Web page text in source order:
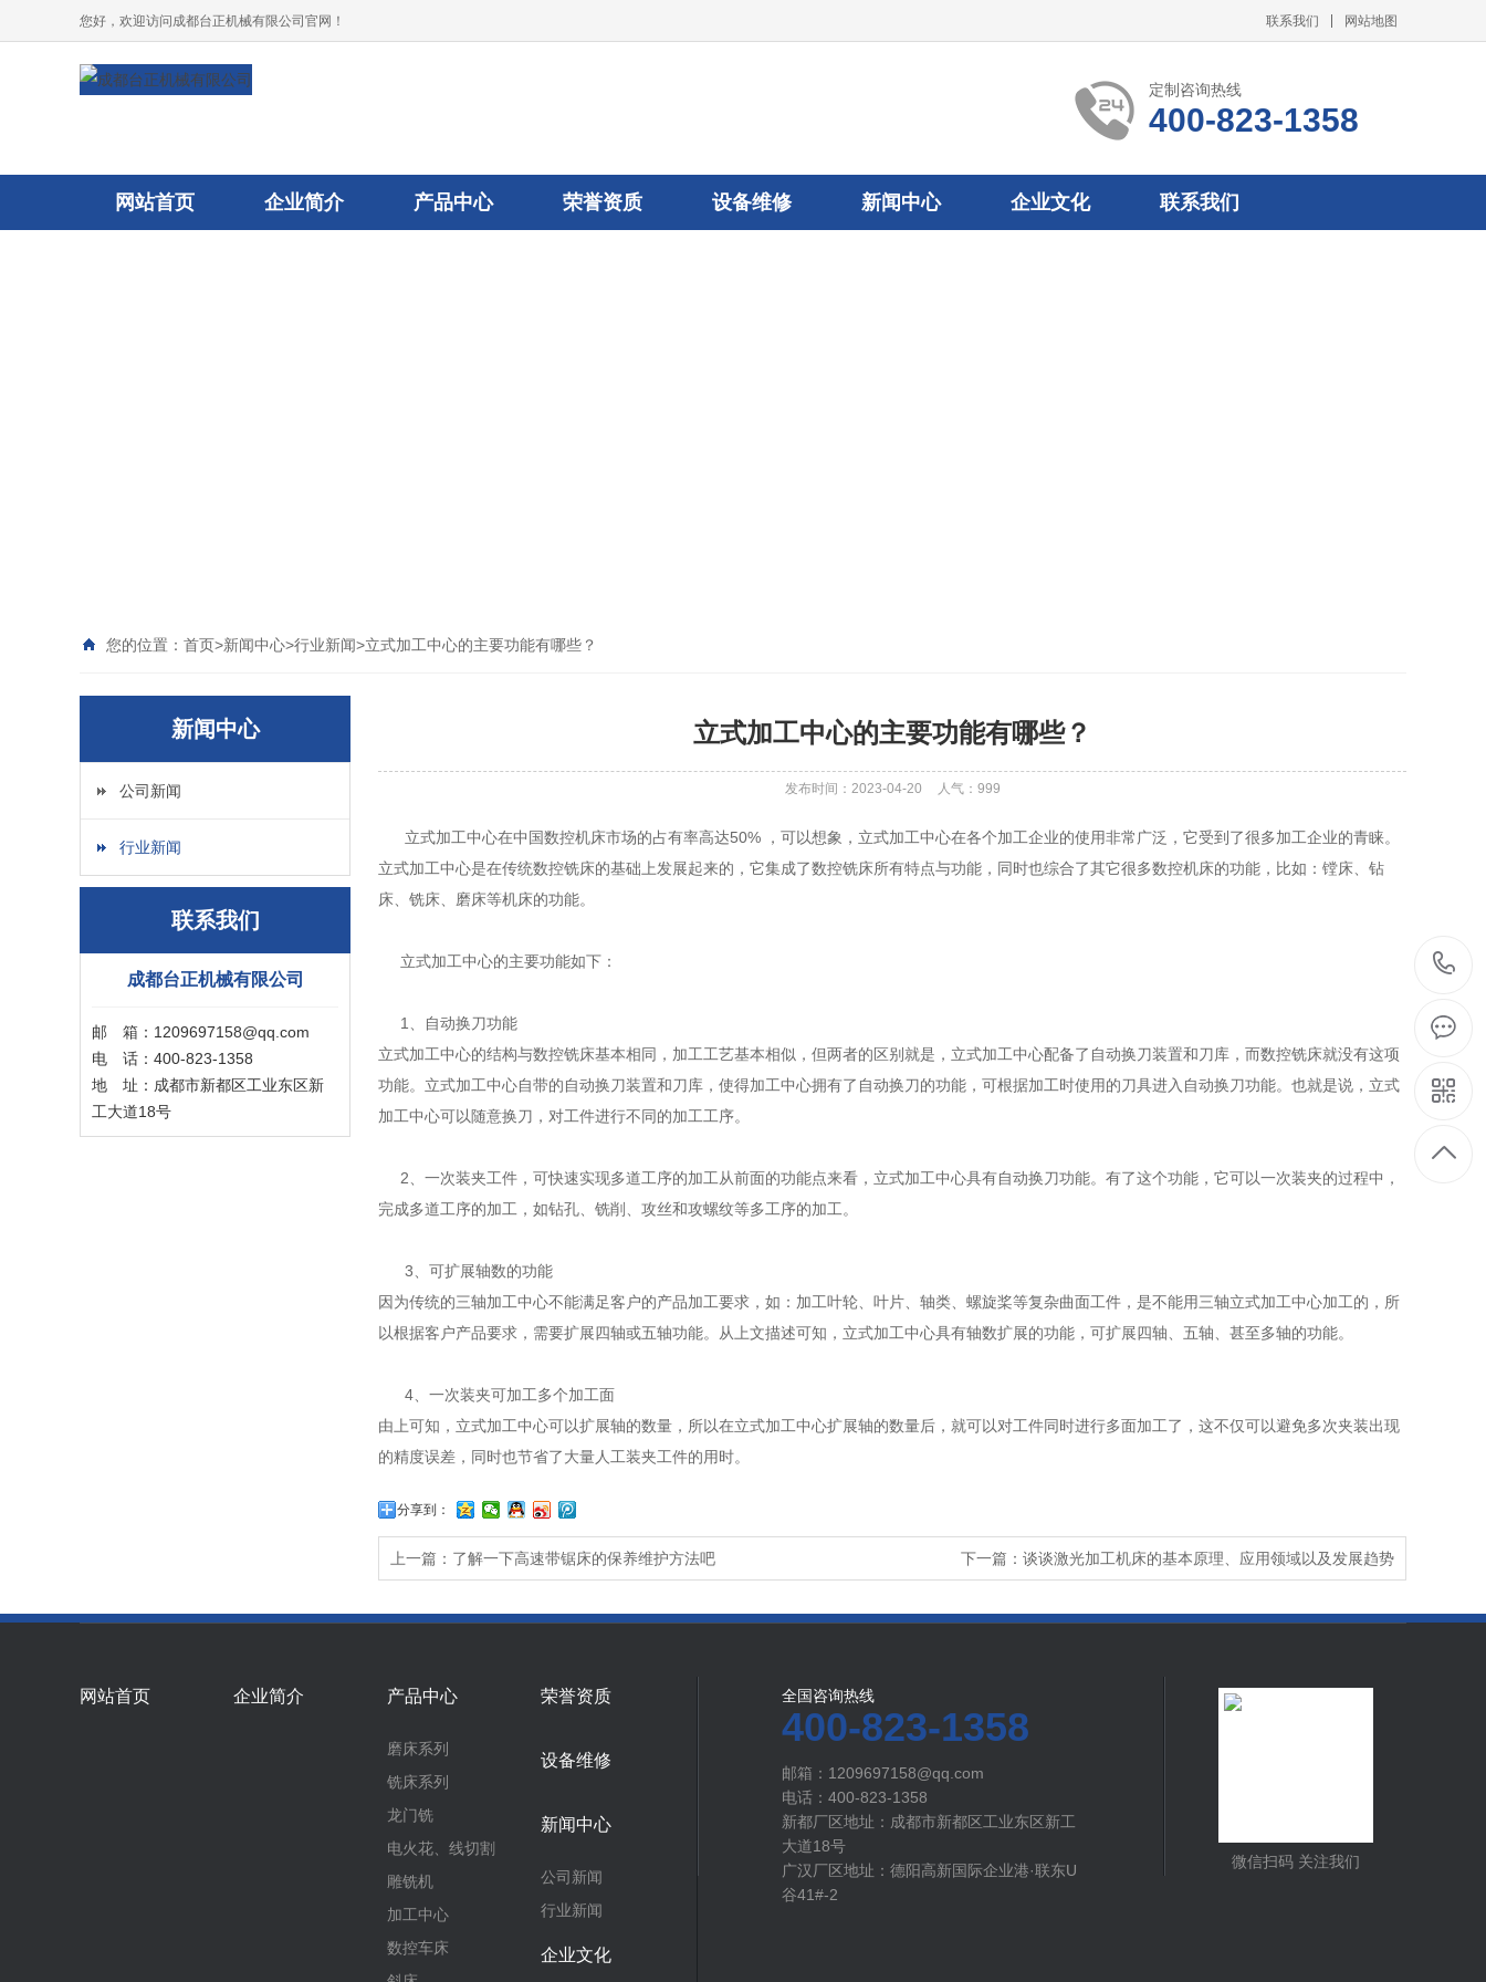
您好，欢迎访问成都台正机械有限公司官网！ 联系我们 网站地图
定制咨询热线
400-823-1358
网站首页 企业简介 产品中心 荣誉资质 设备维修 新闻中心 企业文化 联系我们
您的位置： 首页>新闻中心>行业新闻>立式加工中心的主要功能有哪些？
新闻中心
公司新闻
行业新闻
联系我们
成都台正机械有限公司
邮 箱：1209697158@qq.com
电 话：400-823-1358
地 址：成都市新都区工业东区新
工大道18号
立式加工中心的主要功能有哪些？
发布时间：2023-04-20 人气： 999
立式加工中心在中国数控机床市场的占有率高达50% ，可以想象，立式加工中心在各个加工企业的使用非常广泛，它受到了很多加工企业的青睐。
立式加工中心是在传统数控铣床的基础上发展起来的，它集成了数控铣床所有特点与功能，同时也综合了其它很多数控机床的功能，比如：镗床、钻
床、铣床、磨床等机床的功能。
立式加工中心的主要功能如下：
1、自动换刀功能
立式加工中心的结构与数控铣床基本相同，加工工艺基本相似，但两者的区别就是，立式加工中心配备了自动换刀装置和刀库，而数控铣床就没有这项
功能。立式加工中心自带的自动换刀装置和刀库，使得加工中心拥有了自动换刀的功能，可根据加工时使用的刀具进入自动换刀功能。也就是说，立式
加工中心可以随意换刀，对工件进行不同的加工工序。
2、一次装夹工件，可快速实现多道工序的加工从前面的功能点来看，立式加工中心具有自动换刀功能。有了这个功能，它可以一次装夹的过程中，
完成多道工序的加工，如钻孔、铣削、攻丝和攻螺纹等多工序的加工。
3、可扩展轴数的功能
因为传统的三轴加工中心不能满足客户的产品加工要求，如：加工叶轮、叶片、轴类、螺旋桨等复杂曲面工件，是不能用三轴立式加工中心加工的，所
以根据客户产品要求，需要扩展四轴或五轴功能。从上文描述可知，立式加工中心具有轴数扩展的功能，可扩展四轴、五轴、甚至多轴的功能。
4、一次装夹可加工多个加工面
由上可知，立式加工中心可以扩展轴的数量，所以在立式加工中心扩展轴的数量后，就可以对工件同时进行多面加工了，这不仅可以避免多次夹装出现
的精度误差，同时也节省了大量人工装夹工件的用时。
分享到：
上一篇：了解一下高速带锯床的保养维护方法吧 下一篇：谈谈激光加工机床的基本原理、应用领域以及发展趋势
网站首页 企业简介 产品中心
磨床系列
铣床系列
龙门铣
电火花、线切割
雕铣机
加工中心
数控车床
荣誉资质
设备维修
新闻中心
公司新闻
行业新闻
企业文化
全国咨询热线
400-823-1358
邮箱：1209697158@qq.com
电话：400-823-1358
新都厂区地址：成都市新都区工业东区新工
大道18号
广汉厂区地址：德阳高新国际企业港·联东U
谷41#-2
微信扫码 关注我们